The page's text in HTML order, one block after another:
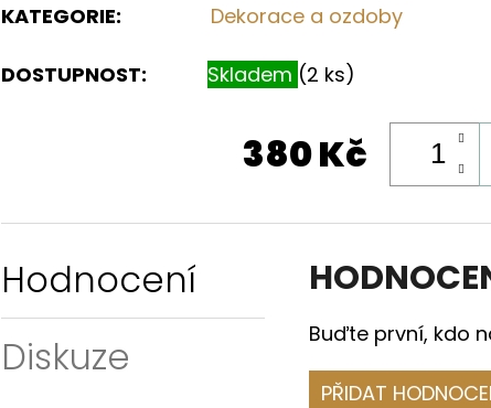
KATEGORIE: Dekorace a ozdoby
DOSTUPNOST: Skladem (2 ks)
380 Kč
Hodnocení
Diskuze
Buďte první, kdo
PŘIDAT